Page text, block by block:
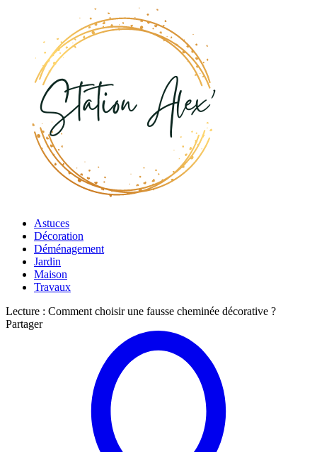
Astuces
Décoration
Déménagement
Jardin
Maison
Travaux
Lecture : Comment choisir une fausse cheminée décorative ?
Partager